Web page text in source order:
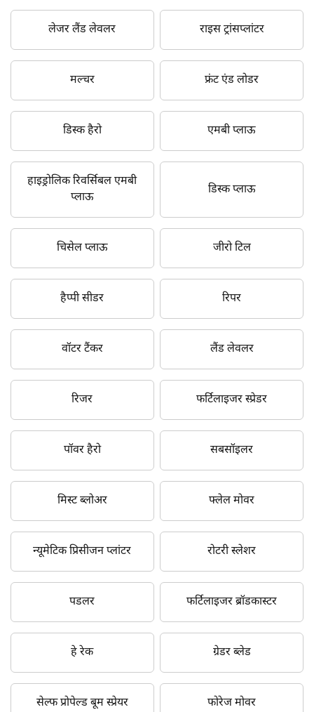
लेजर लैंड लेवलर राइस ट्रांसप्लांटर
मल्चर फ्रंट एंड लोडर
डिस्क हैरो एमबी प्लाऊ
हाइड्रोलिक रिवर्सिबल एमबी
प्लाऊ
डिस्क प्लाऊ
चिसेल प्लाऊ जीरो टिल
हैप्पी सीडर रिपर
वॉटर टैंकर लैंड लेवलर
रिजर फर्टिलाइजर स्प्रेडर
पॉवर हैरो सबसॉइलर
मिस्ट ब्लोअर फ्लेल मोवर
न्यूमेटिक प्रिसीजन प्लांटर रोटरी स्लेशर
पडलर फर्टिलाइजर ब्रॉडकास्टर
हे रेक ग्रेडर ब्लेड
सेल्फ प्रोपेल्ड बूम स्प्रेयर फोरेज मोवर